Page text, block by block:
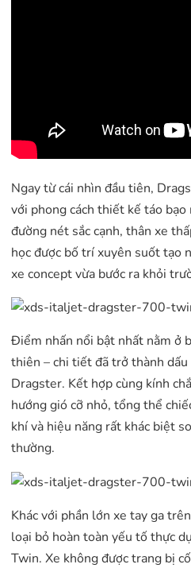
Ngay từ cái nhìn đầu tiên,
với phong cách thiết kế táo
đường nét sắc cạnh, thân xe
học được bố trí xuyên suốt tạo
xe concept vừa bước ra khỏi
Điểm nhấn nổi bật nhất nằm ở
thiên – chi tiết đã trở thành dấu
Dragster. Kết hợp cùng kính
hướng gió cỡ nhỏ, tổng thể
khí và hiệu năng rất khác biệt
thường.
Khác với phần lớn xe tay ga
loại bỏ hoàn toàn yếu tố thực
Twin. Xe không được trang bị